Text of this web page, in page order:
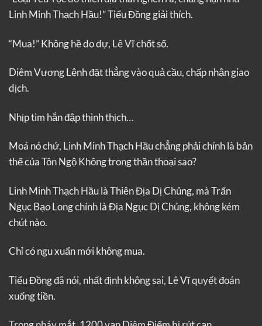
Linh Minh Thạch Hầu!” Tiểu Đồng giải thích.
“Mua!” Không hề do dự, Lê Vĩ chốt sổ.
Diêm Vương Lệnh đặt thẳng vào quả cầu, chấp nhận giao
dịch.
Nhịp tim hắn đập thình thịch…
Moá nó chứ, Linh Minh Thạch Hầu chẳng phải chính là bản
thể của Tôn Ngộ Không trong thần thoại sao?
Linh Minh Thạch Hầu là Thiên Địa Dị Chủng, mà Trấn
Ngục Bạo Long chính là Địa Ngục Dị Chủng, không kém
chút nào.
Chỉ có ngu xuẩn mới không mua.
Tiểu Đồng đã nói, nhất định không sai, Lê Vĩ quyết đoán
xuống tiền.